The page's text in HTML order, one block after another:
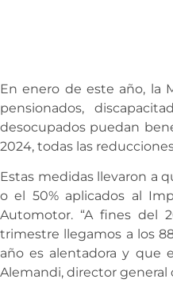
En enero de este año, la
pensionados,
desocupados puedan
2024, todas las
Estas medidas llevaron a
o el 50% aplicados al
Automotor. “A fines del
trimestre llegamos a los
año es alentadora y que
Alemandi, director